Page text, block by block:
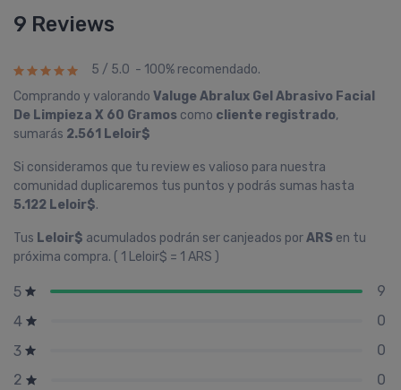
9 Reviews
5 / 5.0 - 100% recomendado.
Comprando y valorando Valuge Abralux Gel Abrasivo Facial
De Limpieza X 60 Gramos como cliente registrado,
sumarás 2.561 Leloir$
Si consideramos que tu review es valioso para nuestra
comunidad duplicaremos tus puntos y podrás sumas hasta
5.122 Leloir$.
Tus Leloir$ acumulados podrán ser canjeados porARS en tu
próxima compra. ( 1 Leloir$ = 1 ARS )
5
9
4
0
3
0
2
0